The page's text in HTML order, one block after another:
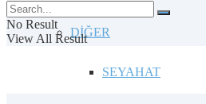
DİĞER
SEYAHAT
No Result
View All Result